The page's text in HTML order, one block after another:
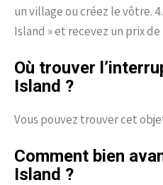
un village ou créez le vôtre.
Island » et recevez un prix de
Où trouver
Island ?
Vous pouvez trouver cet
Comment bien
Island ?